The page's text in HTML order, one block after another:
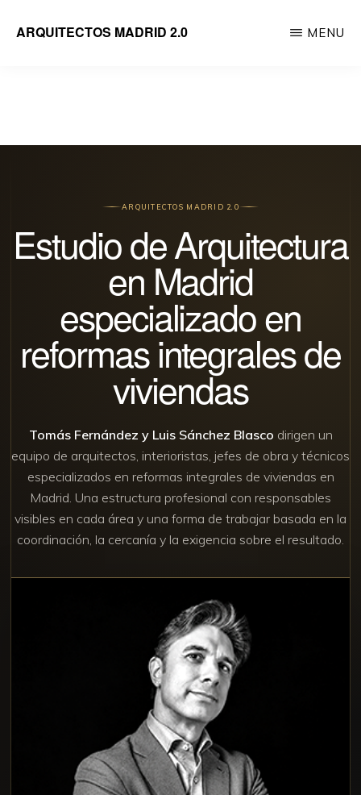
ARQUITECTOS MADRID 2.0
por
Arquitectos
MENU
ARQUITECTOS MADRID 2.0
Estudio de Arquitectura
en Madrid
especializado en
reformas integrales de
viviendas
Tomás Fernández y Luis Sánchez Blasco dirigen un
equipo de arquitectos, interioristas, jefes de obra y técnicos
especializados en reformas integrales de viviendas en
Madrid. Una estructura profesional con responsables
visibles en cada área y una forma de trabajar basada en la
coordinación, la cercanía y la exigencia sobre el resultado.